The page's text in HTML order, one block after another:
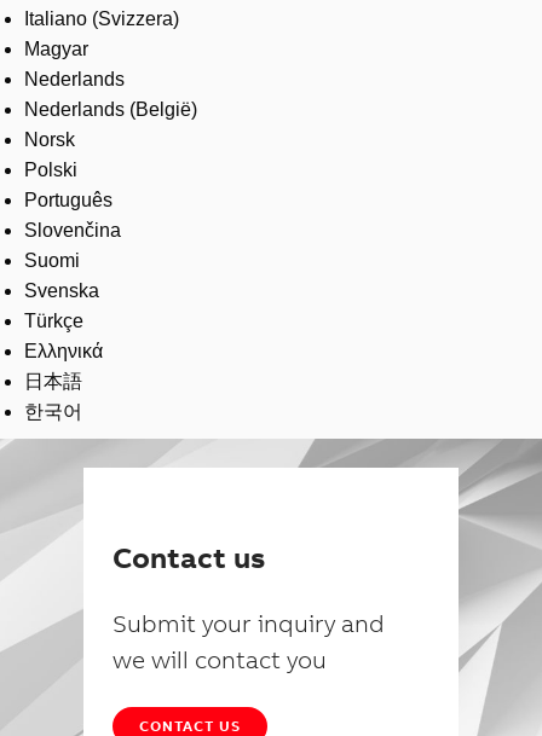
Italiano (Svizzera)
Magyar
Nederlands
Nederlands (België)
Norsk
Polski
Português
Slovenčina
Suomi
Svenska
Türkçe
Ελληνικά
日本語
한국어
Contact us
Submit your inquiry and
we will contact you
CONTACT US